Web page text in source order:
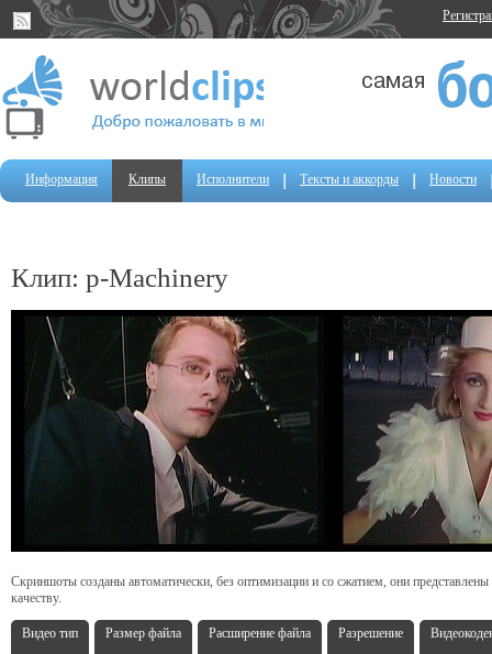
Информация Клипы Исполнители Тексты и аккорды Новости
Клип: p-Machinery
Скриншоты созданы автоматически, без оптимизации и со сжатием, они
качеству.
Видео тип Размер файла Расширение файла Разрешение